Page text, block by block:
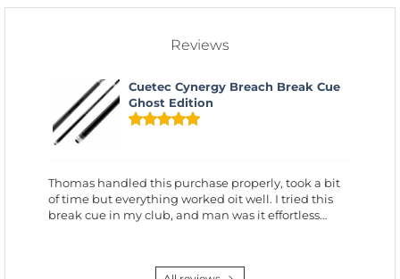
Reviews
Cuetec Cynergy Breach Break Cue
Ghost Edition
Thomas handled this purchase properly, took a bit
of time but everything worked oit well. I tried this
break cue in my club, and man was it effortless…